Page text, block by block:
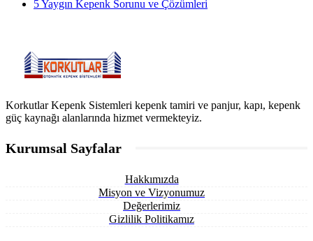
5 Yaygın Kepenk Sorunu ve Çözümleri
Korkutlar Kepenk Sistemleri kepenk tamiri ve panjur, kapı, kepenk
güç kaynağı alanlarında hizmet vermekteyiz.
Kurumsal Sayfalar
Hakkımızda
Misyon ve Vizyonumuz
Değerlerimiz
Gizlilik Politikamız